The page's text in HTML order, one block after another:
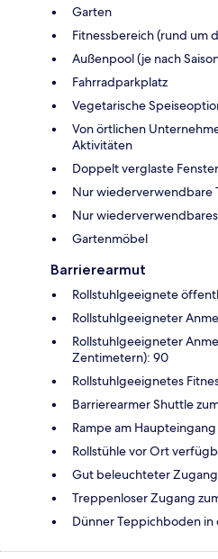
Garten
Fitnessbereich (rund um
Außenpool (je nach
Fahrradparkplatz
Vegetarische
Von örtlichen
Aktivitäten
Doppelt verglaste Fenster
Nur wiederverwendbare
Nur
Gartenmöbel
Barrierearmut
Rollstuhlgeeignete
Rollstuhlgeeigneter
Rollstuhlgeeigneter
Zentimetern): 90
Rollstuhlgeeignetes
Barrierearmer Shuttle
Rampe am Haupteingang
Rollstühle vor Ort
Gut beleuchteter
Treppenloser Zugang
Dünner Teppichboden